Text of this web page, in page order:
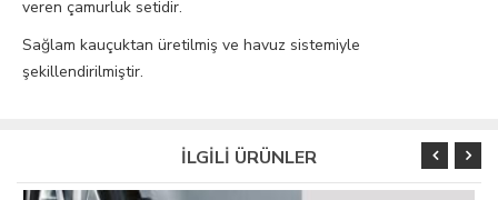
veren çamurluk setidir.
Sağlam kauçuktan üretilmiş ve havuz sistemiyle
şekillendirilmiştir.
İLGİLİ ÜRÜNLER